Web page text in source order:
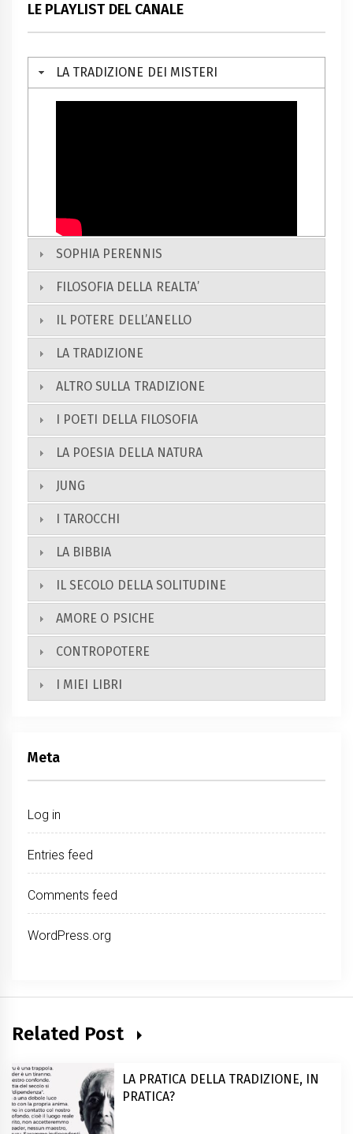
LE PLAYLIST DEL CANALE
LA TRADIZIONE DEI MISTERI
SOPHIA PERENNIS
FILOSOFIA DELLA REALTA’
IL POTERE DELL’ANELLO
LA TRADIZIONE
ALTRO SULLA TRADIZIONE
I POETI DELLA FILOSOFIA
LA POESIA DELLA NATURA
JUNG
I TAROCCHI
LA BIBBIA
IL SECOLO DELLA SOLITUDINE
AMORE O PSICHE
CONTROPOTERE
I MIEI LIBRI
Meta
Log in
Entries feed
Comments feed
WordPress.org
Related Post
LA PRATICA DELLA TRADIZIONE, IN
PRATICA?